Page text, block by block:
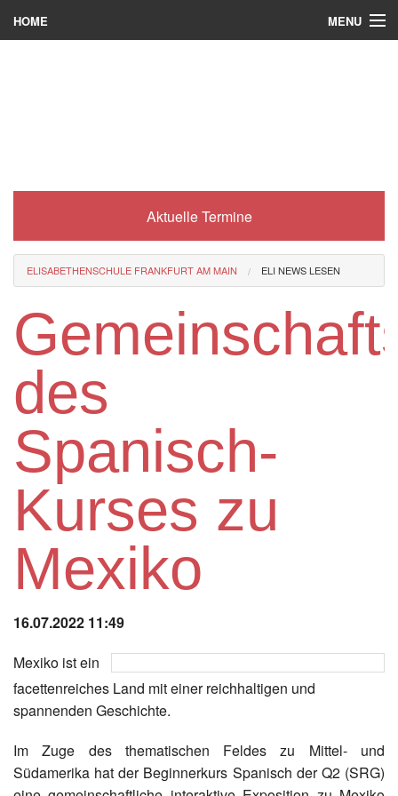
HOME MENU
Eli-Portal
Berufsorientierung
Förderverein
Instagram
Aktuelle Termine
ELISABETHENSCHULE FRANKFURT AM MAIN ELI NEWS LESEN
des
Spanisch-
Kurses zu
Mexiko
16.07.2022 11:49
Mexiko ist ein
facettenreiches Land mit einer reichhaltigen und
spannenden Geschichte.
Im Zuge des thematischen Feldes zu Mittel- und
Südamerika hat der Beginnerkurs Spanisch der Q2 (SRG)